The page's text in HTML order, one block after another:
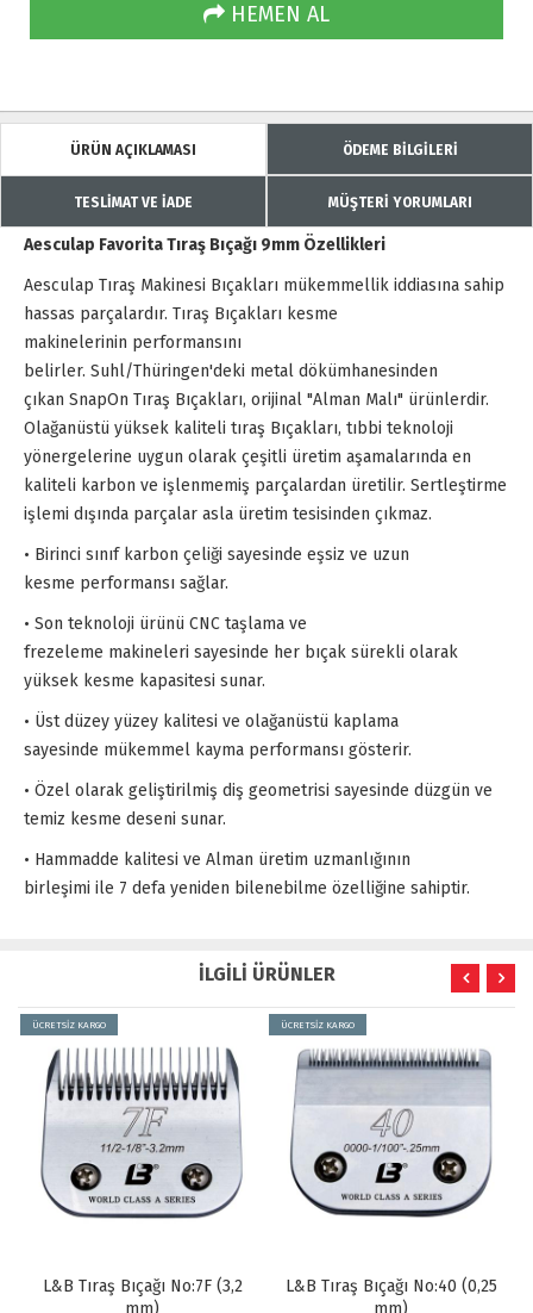
HEMEN AL
ÜRÜN AÇIKLAMASI ÖDEME BİLGİLERİ
TESLİMAT VE İADE MÜŞTERİ YORUMLARI
Aesculap Favorita Tıraş Bıçağı 9mm Özellikleri
Aesculap Tıraş Makinesi Bıçakları mükemmellik iddiasına sahip
hassas parçalardır. Tıraş Bıçakları kesme
makinelerinin performansını
belirler. Suhl/Thüringen'deki metal dökümhanesinden
çıkan SnapOn Tıraş Bıçakları, orijinal "Alman Malı" ürünlerdir.
Olağanüstü yüksek kaliteli tıraş Bıçakları, tıbbi teknoloji
yönergelerine uygun olarak çeşitli üretim aşamalarında en
kaliteli karbon ve işlenmemiş parçalardan üretilir. Sertleştirme
işlemi dışında parçalar asla üretim tesisinden çıkmaz.
• Birinci sınıf karbon çeliği sayesinde eşsiz ve uzun
kesme performansı sağlar.
• Son teknoloji ürünü CNC taşlama ve
frezeleme makineleri sayesinde her bıçak sürekli olarak
yüksek kesme kapasitesi sunar.
• Üst düzey yüzey kalitesi ve olağanüstü kaplama
sayesinde mükemmel kayma performansı gösterir.
• Özel olarak geliştirilmiş diş geometrisi sayesinde düzgün ve
temiz kesme deseni sunar.
• Hammadde kalitesi ve Alman üretim uzmanlığının
birleşimi ile 7 defa yeniden bilenebilme özelliğine sahiptir.
İLGİLİ ÜRÜNLER
ÜCRETSİZ KARGO
L&B Tıraş Bıçağı No:7F (3,2
mm)
ÜCRETSİZ KARGO
L&B Tıraş Bıçağı No:40 (0,25
mm)